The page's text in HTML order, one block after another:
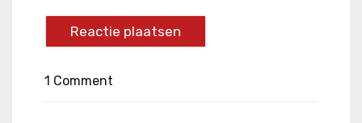
1 Comment